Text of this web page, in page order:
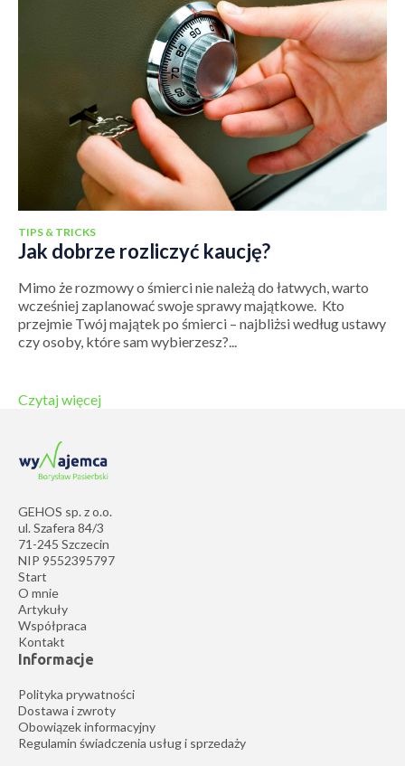
TIPS & TRICKS
Jak dobrze rozliczyć kaucję?
Mimo że rozmowy o śmierci nie należą do łatwych, warto
wcześniej zaplanować swoje sprawy majątkowe. Kto
przejmie Twój majątek po śmierci – najbliżsi według ustawy
czy osoby, które sam wybierzesz?...
Czytaj więcej
GEHOS sp. z o.o.
ul. Szafera 84/3
71-245 Szczecin
NIP 9552395797
Start
O mnie
Artykuły
Współpraca
Kontakt
Informacje
Polityka prywatności
Dostawa i zwroty
Obowiązek informacyjny
Regulamin świadczenia usług i sprzedaży